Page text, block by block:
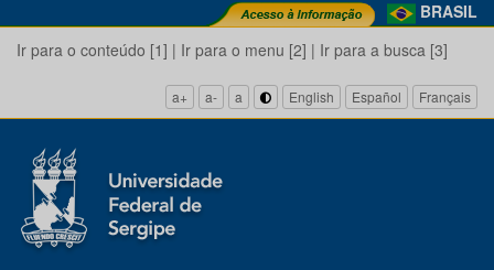
BRASIL
Ir para o conteúdo [1] | Ir para o menu [2] | Ir para a busca [3]
a+ a- a English Español Français